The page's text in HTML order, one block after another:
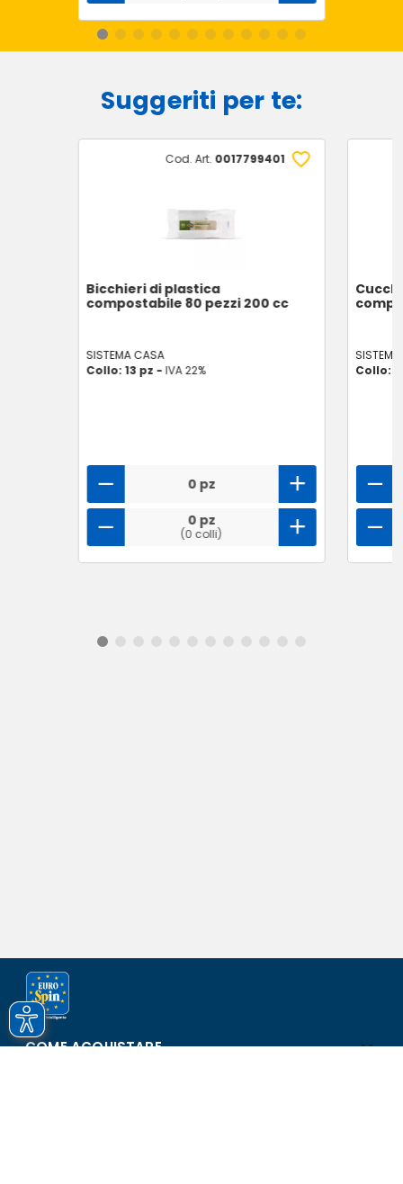
Suggeriti per te:
Cod. Art. 0017799401
Bicchieri di plastica
compostabile 80 pezzi 200 cc
SISTEMA CASA
Collo: 13 pz - IVA 22%
0 pz
0 pz
(0 colli)
Collo:
COME ACQUISTARE